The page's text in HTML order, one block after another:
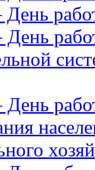
День
День
День